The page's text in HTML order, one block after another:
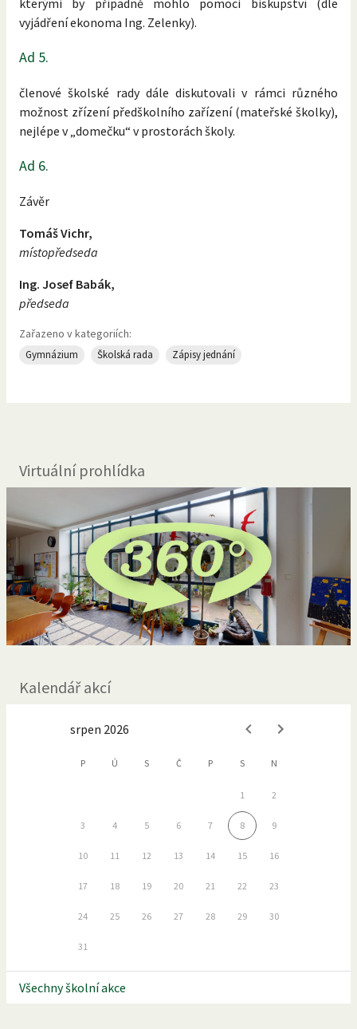
vyjádření ekonoma Ing. Zelenky).
Ad 5.
členové školské rady dále diskutovali v rámci různého
možnost zřízení předškolního zařízení (mateřské školky),
nejlépe v „domečku“ v prostorách školy.
Ad 6.
Závěr
Tomáš Vichr,
místopředseda
Ing. Josef Babák,
předseda
Zařazeno v kategoriích:
Gymnázium Školská rada Zápisy jednání
Virtuální prohlídka
Kalendář akcí
srpen 2026
P Ú S Č P S N
1 2
3 4 5 6 7 8 9
10 11 12 13 14 15 16
17 18 19 20 21 22 23
24 25 26 27 28 29 30
31
Všechny školní akce